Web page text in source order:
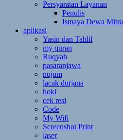
Persyaratan Layanan
Penulis
Ismaya Dewa Mitra
aplikasi
Yasin dan Tahlil
my quran
Ruqyah
pasaranjawa
nujum
lacak durjana
hoki
cek resi
Code
My Wifi
Screenshot Print
laser